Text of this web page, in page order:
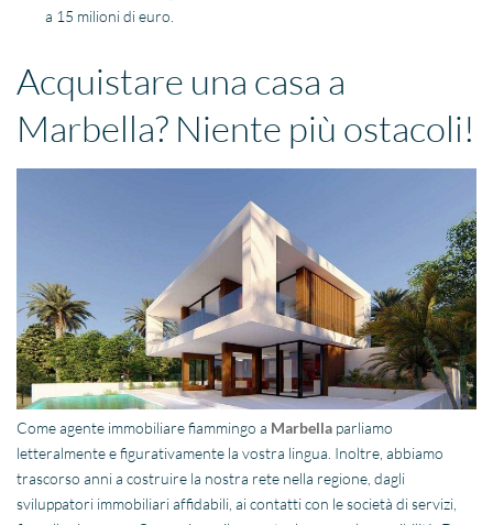
a 15 milioni di euro.
Acquistare una casa a
Marbella? Niente più ostacoli!
Come agente immobiliare fiammingo a Marbella parliamo
letteralmente e figurativamente la vostra lingua. Inoltre, abbiamo
trascorso anni a costruire la nostra rete nella regione, dagli
sviluppatori immobiliari affidabili, ai contatti con le società di servizi,